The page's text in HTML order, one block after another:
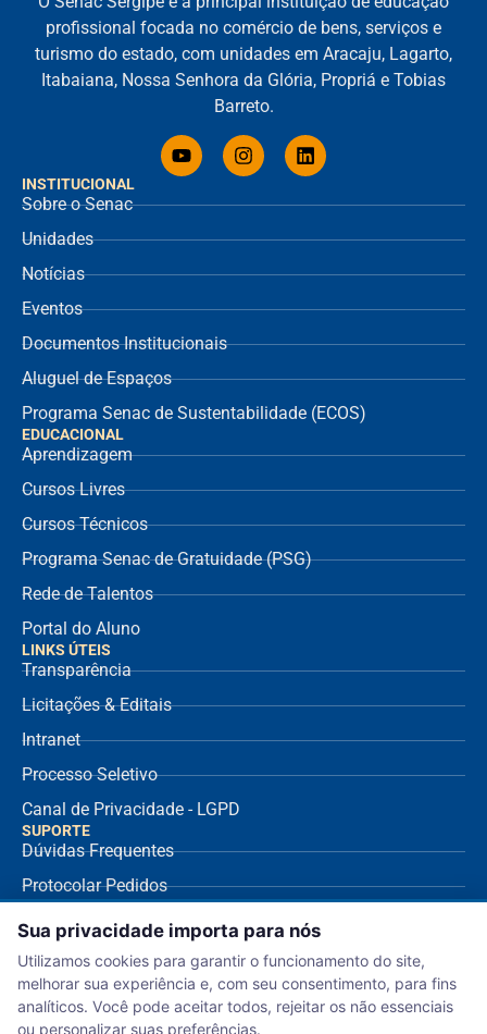
INSTITUCIONAL
Sobre o Senac
Unidades
Notícias
Eventos
Documentos Institucionais
Aluguel de Espaços
Programa Senac de Sustentabilidade (ECOS)
EDUCACIONAL
Aprendizagem
Cursos Livres
Cursos Técnicos
Programa Senac de Gratuidade (PSG)
Rede de Talentos
Portal do Aluno
profissional focada no comércio de bens, serviços e
turismo do estado, com unidades em Aracaju, Lagarto,
Itabaiana, Nossa Senhora da Glória, Propriá e Tobias
Barreto.
LINKS ÚTEIS
Transparência
Licitações & Editais
Intranet
Processo Seletivo
Canal de Privacidade - LGPD
SUPORTE
Dúvidas Frequentes
Protocolar Pedidos
Envio de NF Fornecedor
Ouvidoria
Aviso de Privacidade
Termo de Uso
Sua privacidade importa para nós
Utilizamos cookies para garantir o funcionamento do site,
melhorar sua experiência e, com seu consentimento, para fins
analíticos. Você pode aceitar todos, rejeitar os não essenciais
ou personalizar suas preferências.